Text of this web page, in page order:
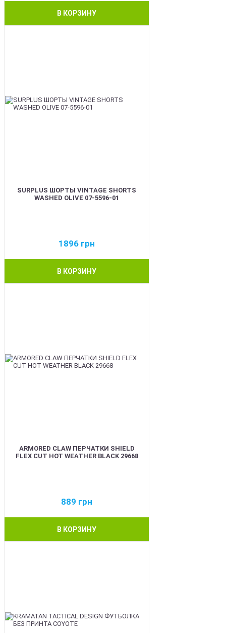
В КОРЗИНУ
SURPLUS ШОРТЫ VINTAGE SHORTS
WASHED OLIVE 07-5596-01
1896 грн
В КОРЗИНУ
ARMORED CLAW ПЕРЧАТКИ SHIELD
FLEX CUT HOT WEATHER BLACK 29668
889 грн
В КОРЗИНУ